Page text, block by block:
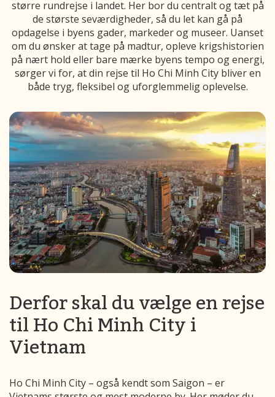
større rundrejse i landet. Her bor du centralt og tæt på
de største seværdigheder, så du let kan gå på
opdagelse i byens gader, markeder og museer. Uanset
om du ønsker at tage på madtur, opleve krigshistorien
på nært hold eller bare mærke byens tempo og energi,
sørger vi for, at din rejse til Ho Chi Minh City bliver en
både tryg, fleksibel og uforglemmelig oplevelse.
Derfor skal du vælge en rejse
til Ho Chi Minh City i
Vietnam
Ho Chi Minh City – også kendt som Saigon – er